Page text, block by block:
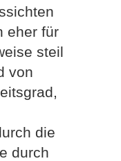
eher für
steil
von
die
durch